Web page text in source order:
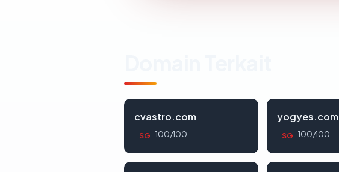
cvastro.com
SG 100/100
yogyes.com
SG 100/100